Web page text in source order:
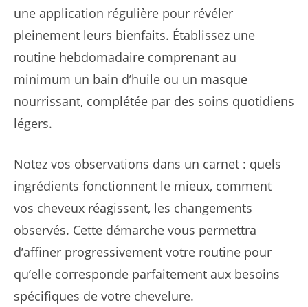
une application régulière pour révéler
pleinement leurs bienfaits. Établissez une
routine hebdomadaire comprenant au
minimum un bain d’huile ou un masque
nourrissant, complétée par des soins quotidiens
légers.
Notez vos observations dans un carnet : quels
ingrédients fonctionnent le mieux, comment
vos cheveux réagissent, les changements
observés. Cette démarche vous permettra
d’affiner progressivement votre routine pour
qu’elle corresponde parfaitement aux besoins
spécifiques de votre chevelure.